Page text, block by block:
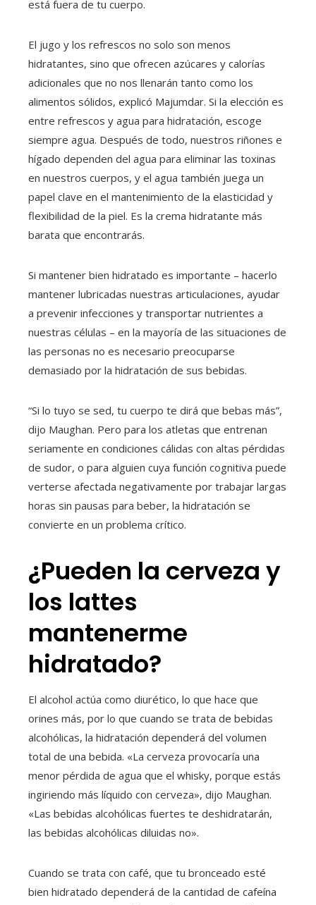
está fuera de tu cuerpo.
El jugo y los refrescos no solo son menos
hidratantes, sino que ofrecen azúcares y calorías
adicionales que no nos llenarán tanto como los
alimentos sólidos, explicó Majumdar. Si la elección es
entre refrescos y agua para hidratación, escoge
siempre agua. Después de todo, nuestros riñones e
hígado dependen del agua para eliminar las toxinas
en nuestros cuerpos, y el agua también juega un
papel clave en el mantenimiento de la elasticidad y
flexibilidad de la piel. Es la crema hidratante más
barata que encontrarás.
Si mantener bien hidratado es importante – hacerlo
mantener lubricadas nuestras articulaciones, ayudar
a prevenir infecciones y transportar nutrientes a
nuestras células – en la mayoría de las situaciones de
las personas no es necesario preocuparse
demasiado por la hidratación de sus bebidas.
“Si lo tuyo se sed, tu cuerpo te dirá que bebas más”,
dijo Maughan. Pero para los atletas que entrenan
seriamente en condiciones cálidas con altas pérdidas
de sudor, o para alguien cuya función cognitiva puede
verterse afectada negativamente por trabajar largas
horas sin pausas para beber, la hidratación se
convierte en un problema crítico.
¿Pueden la cerveza y
los lattes
mantenerme
hidratado?
El alcohol actúa como diurético, lo que hace que
orines más, por lo que cuando se trata de bebidas
alcohólicas, la hidratación dependerá del volumen
total de una bebida. «La cerveza provocaría una
menor pérdida de agua que el whisky, porque estás
ingiriendo más líquido con cerveza», dijo Maughan.
«Las bebidas alcohólicas fuertes te deshidratarán,
las bebidas alcohólicas diluidas no».
Cuando se trata con café, que tu bronceado esté
bien hidratado dependerá de la cantidad de cafeína